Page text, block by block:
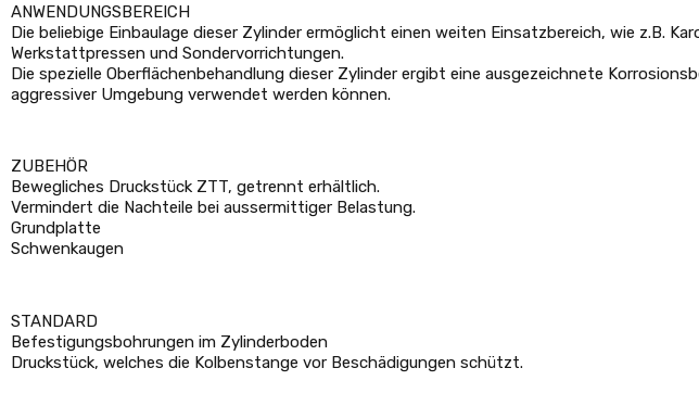
ANWENDUNGSBEREICH
Die beliebige Einbaulage dieser Zylinder ermöglicht einen weiten Einsatzbereich, wie z.B.
Werkstattpressen und Sondervorrichtungen.
Die spezielle Oberflächenbehandlung dieser Zylinder ergibt eine ausgezeichnete
aggressiver Umgebung verwendet werden können.
ZUBEHÖR
Bewegliches Druckstück ZTT, getrennt erhältlich.
Vermindert die Nachteile bei aussermittiger Belastung.
Grundplatte
Schwenkaugen
STANDARD
Befestigungsbohrungen im Zylinderboden
Druckstück, welches die Kolbenstange vor Beschädigungen schützt.